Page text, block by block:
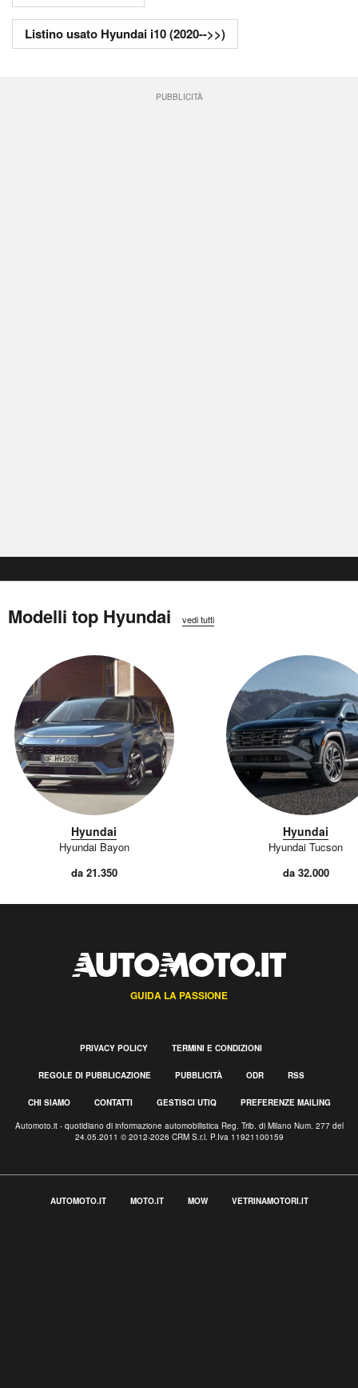
Listino usato Hyundai i10 (2020-->>)
PUBBLICITÀ
Modelli top Hyundai vedi tutti
Hyundai
Hyundai Bayon
da 21.350
Hyundai
Hyundai Tucson
da 32.000
GUIDA LA PASSIONE
PRIVACY POLICY TERMINI E CONDIZIONI
REGOLE DI PUBBLICAZIONE PUBBLICITÀ ODR RSS
CHI SIAMO CONTATTI GESTISCI UTIQ PREFERENZE MAILING
Automoto.it - quotidiano di informazione automobilistica Reg. Trib. di Milano Num. 277 del
24.05.2011 © 2012-2026 CRM S.r.l. P.Iva 11921100159
AUTOMOTO.IT MOTO.IT MOW VETRINAMOTORI.IT